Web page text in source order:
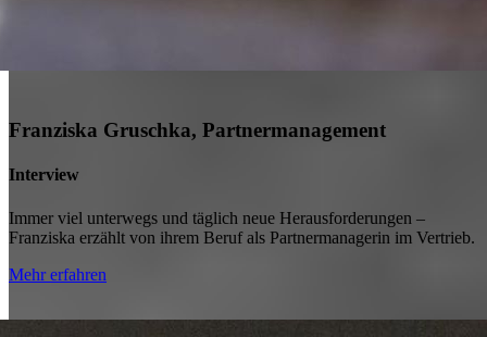
Franziska Gruschka, Partnermanagement
Interview
Immer viel unterwegs und täglich neue Herausforderungen –
Franziska erzählt von ihrem Beruf als Partnermanagerin im Vertrieb.
Mehr erfahren